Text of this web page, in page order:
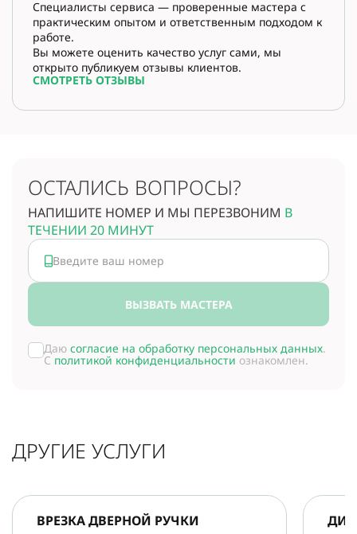
Специалисты сервиса — проверенные мастера с
практическим опытом и ответственным подходом к
работе.
Вы можете оценить качество услуг сами, мы
открыто публикуем отзывы клиентов.
СМОТРЕТЬ ОТЗЫВЫ
ОСТАЛИСЬ ВОПРОСЫ?
НАПИШИТЕ НОМЕР И МЫ ПЕРЕЗВОНИМ В
ТЕЧЕНИИ 20 МИНУТ
ВЫЗВАТЬ МАСТЕРА
Даю согласие на обработку персональных данных.
С политикой конфиденциальности ознакомлен.
ДРУГИЕ УСЛУГИ
ВРЕЗКА ДВЕРНОЙ РУЧКИ